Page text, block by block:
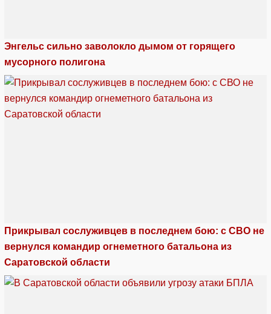
Энгельс сильно заволокло дымом от горящего
мусорного полигона
Прикрывал сослуживцев в последнем бою: с СВО не
вернулся командир огнеметного батальона из
Саратовской области